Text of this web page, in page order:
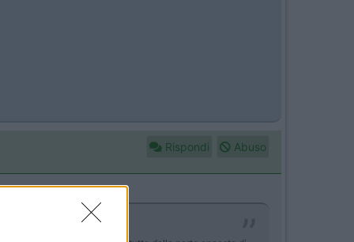
Rispondi Abuso